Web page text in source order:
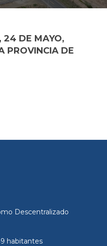
24 DE MAYO,
PROVINCIA DE
Descentralizado
habitantes